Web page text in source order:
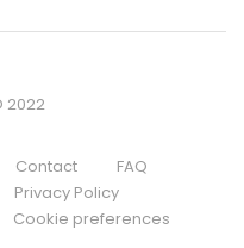
2022
Contact
FAQ
Privacy Policy
Cookie preferences